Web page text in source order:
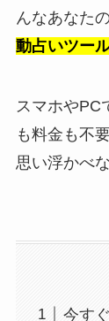
んなあなた
動占いツー
スマホやPC
も料金も不
思い浮かべ
今す